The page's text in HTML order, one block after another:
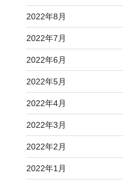
2022年8月
2022年7月
2022年6月
2022年5月
2022年4月
2022年3月
2022年2月
2022年1月